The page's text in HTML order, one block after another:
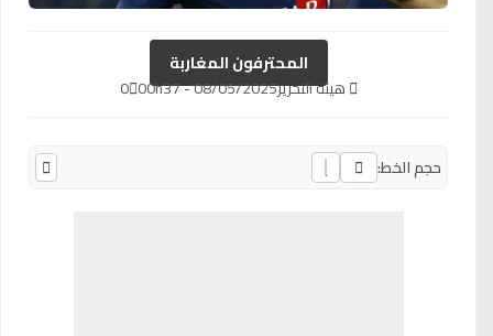
المحترفون المغاربة
هيئة التحرير08/05/2025 - 00h37
0
حجم الخط: